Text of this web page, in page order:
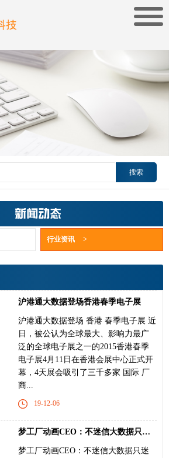
搜索
新闻动态
行业资讯 >
沪港通大数据登场香港春季电子展
沪港通大数据登场 香港 春季电子展 近
日，被公认为全球最大、影响力最广
泛的全球电子展之一的2015香港春季
电子展4月11日在香港会展中心正式开
幕，4天展会吸引了三千多家 国际 厂
商...
19-12-06
梦工厂动画CEO：不迷信大数据只迷信耐心与好故
梦工厂动画CEO：不迷信大数据只迷